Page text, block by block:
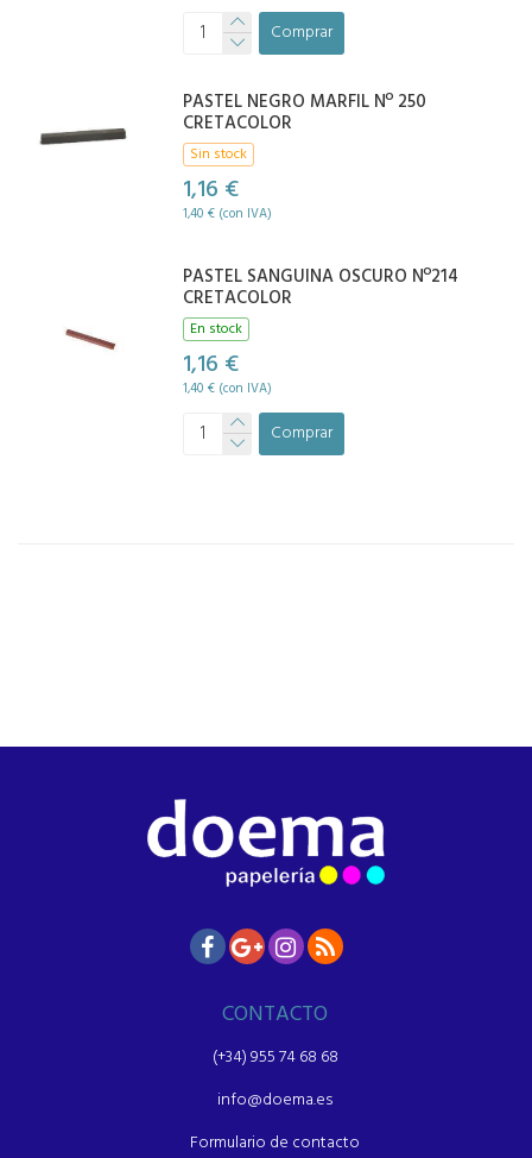
Comprar
PASTEL NEGRO MARFIL Nº 250
CRETACOLOR
Sin stock
1,16 €
1,40 € (con IVA)
PASTEL SANGUINA OSCURO Nº214
CRETACOLOR
En stock
1,16 €
1,40 € (con IVA)
Comprar
CONTACTO
(+34) 955 74 68 68
info@doema.es
Formulario de contacto